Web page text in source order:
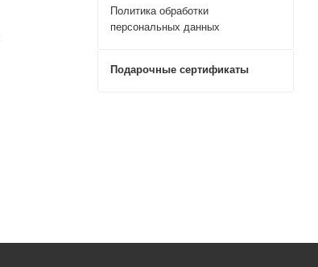
Политика обработки
персональных данных
Подарочные сертификаты